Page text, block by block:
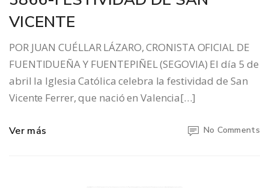
VICENTE
POR JUAN CUÉLLAR LÁZARO, CRONISTA OFICIAL DE
FUENTIDUEÑA Y FUENTEPIÑEL (SEGOVIA) El día 5 de
abril la Iglesia Católica celebra la festividad de San
Vicente Ferrer, que nació en Valencia[…]
Ver más No Comments